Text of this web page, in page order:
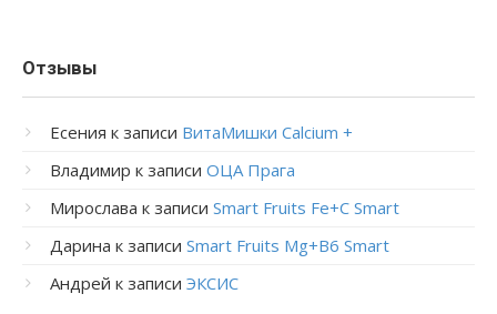
Отзывы
Есения к записи ВитаМишки Calcium +
Владимир к записи ОЦА Прага
Мирослава к записи Smart Fruits Fe+C Smart
Дарина к записи Smart Fruits Mg+B6 Smart
Андрей к записи ЭКСИС